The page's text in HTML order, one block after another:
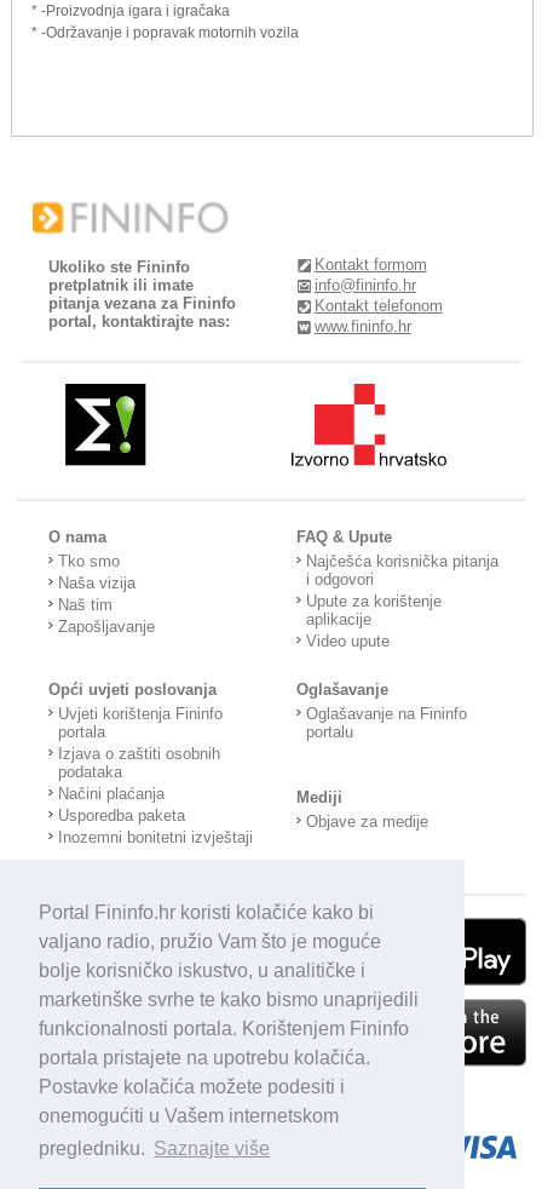
Portal Fininfo.hr koristi kolačiće kako bi
valjano radio, pružio Vam što je moguće
bolje korisničko iskustvo, u analitičke i
marketinške svrhe te kako bismo unaprijedili
funkcionalnosti portala. Korištenjem Fininfo
portala pristajete na upotrebu kolačića.
Postavke kolačića možete podesiti i
onemogućiti u Vašem internetskom
pregledniku. Saznajte više
* -Proizvodnja igara i igračaka
* -Održavanje i popravak motornih vozila
Ukoliko ste Fininfo
pretplatnik ili imate
pitanja vezana za Fininfo
portal, kontaktirajte nas:
Kontakt formom
info@fininfo.hr
Kontakt telefonom
www.fininfo.hr
O nama
Tko smo
Naša vizija
Naš tim
Zapošljavanje
FAQ & Upute
Najčešća korisnička pitanja
i odgovori
Upute za korištenje
aplikacije
Video upute
Opći uvjeti poslovanja
Uvjeti korištenja Fininfo
portala
Izjava o zaštiti osobnih
podataka
Načini plaćanja
Usporedba paketa
Inozemni bonitetni izvještaji
Oglašavanje
Oglašavanje na Fininfo
portalu
Mediji
Objave za medije